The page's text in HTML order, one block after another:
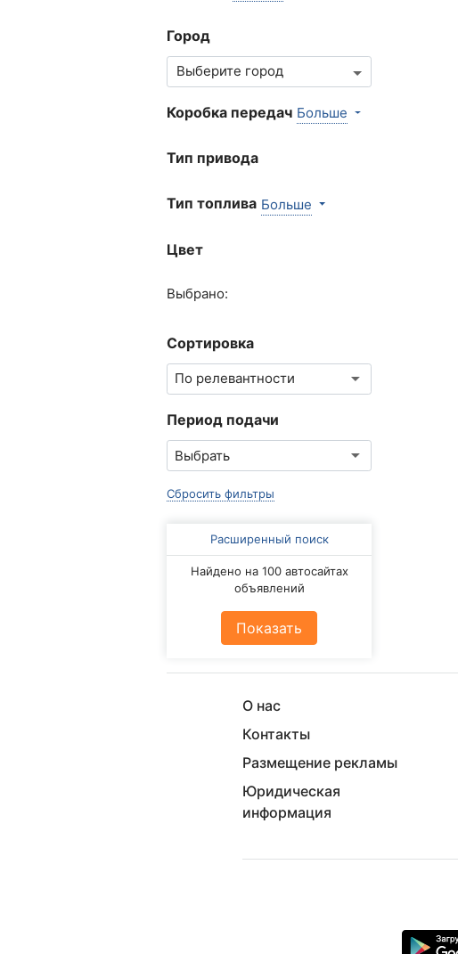
Город
Коробка передач Больше
Тип привода
Тип топлива Больше
Цвет
Выбрано:
Сортировка
Период подачи
Сбросить фильтры
Расширенный поиск
Найдено на 100 автосайтах
объявлений
Показать
О нас
Контакты
Размещение рекламы
Юридическая
информация